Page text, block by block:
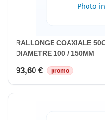
RALLONGE COAXIALE
DIAMETRE 100 / 150MM
93,60 € promo